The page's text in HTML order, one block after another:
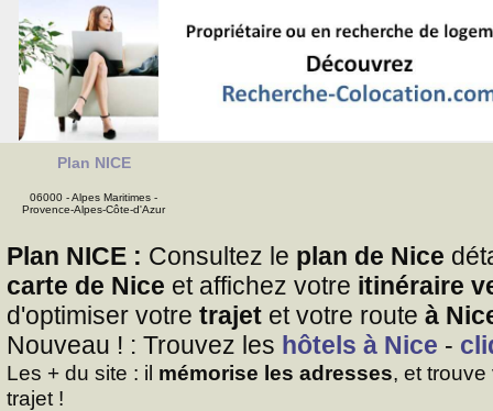
Plan NICE
06000 - Alpes Maritimes -
Provence-Alpes-Côte-d'Azur
Plan NICE : Consultez le plan de Nice
carte de Nice et affichez votre itinéraire
d'optimiser votre trajet et votre route à
Nouveau ! : Trouvez les hôtels à Nice -
Les + du site : il mémorise les adresses, et
trajet !